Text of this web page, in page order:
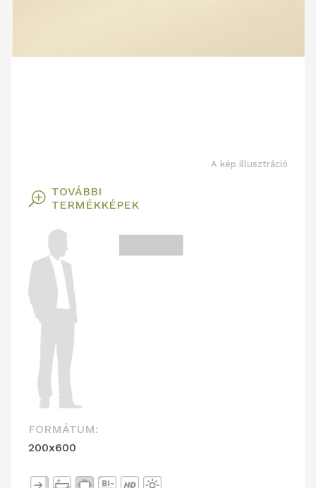
A kép illusztráció
T TOVÁBBI
TERMÉKKÉPEK
FORMÁTUM:
200x600